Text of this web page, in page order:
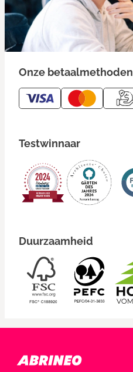
Onze betaalmethoden
Testwinnaar
Duurzaamheid